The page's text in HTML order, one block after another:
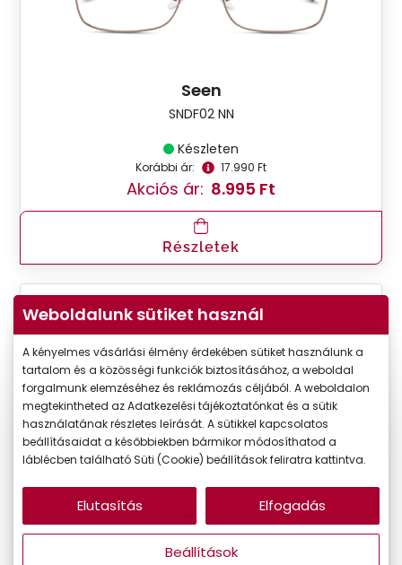
Seen
SNDF02 NN
Készleten
Korábbi ár: 17.990 Ft
Akciós ár: 8.995 Ft
Részletek
-50%
Seen
SNOU5006 VV00
Weboldalunk sütiket használ
A kényelmes vásárlási élmény érdekében sütiket használunk a
tartalom és a közösségi funkciók biztosításához, a weboldal
forgalmunk elemzéséhez és reklámozás céljából. A weboldalon
megtekintheted az Adatkezelési tájékoztatónkat és a sütik
használatának részletes leírását. A sütikkel kapcsolatos
beállításaidat a későbbiekben bármikor módosíthatod a
láblécben található Süti (Cookie) beállítások feliratra kattintva.
Beállítások
Elutasítás Elfogadás